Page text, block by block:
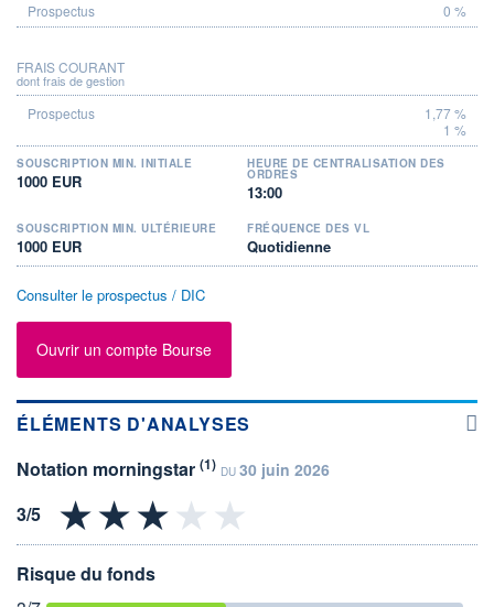
0 %
FRAIS COURANT
dont frais de gestion
1,77 %
1 %
SOUSCRIPTION MIN. INITIALE
1000 EUR
HEURE DE CENTRALISATION DES
ORDRES
13:00
SOUSCRIPTION MIN. ULTÉRIEURE
1000 EUR
FRÉQUENCE DES VL
Quotidienne
Consulter le prospectus / DIC
Ouvrir un compte Bourse
ÉLÉMENTS D'ANALYSES
Notation morningstar (1) DU 30 juin 2026
Risque du fonds